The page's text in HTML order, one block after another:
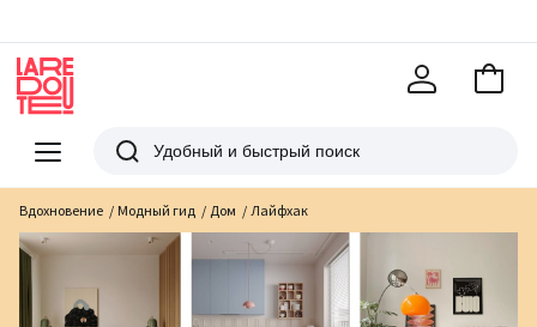
Меню
Redoute
Поиск
В
Вдохновение Модный гид Дом Лайфхак